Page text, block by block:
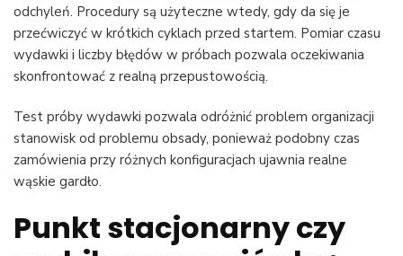
odchyleń. Procedury są użyteczne wtedy, gdy da się je
przećwiczyć w krótkich cyklach przed startem. Pomiar czasu
wydawki i liczby błędów w próbach pozwala oczekiwania
skonfrontować z realną przepustowością.
Test próby wydawki pozwala odróżnić problem organizacji
stanowisk od problemu obsady, ponieważ podobny czas
zamówienia przy różnych konfiguracjach ujawnia realne
wąskie gardło.
Punkt stacjonarny czy